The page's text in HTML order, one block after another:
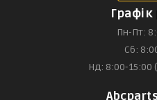
Пн-Пт:
Сб:
Нд: 8:00-15:00